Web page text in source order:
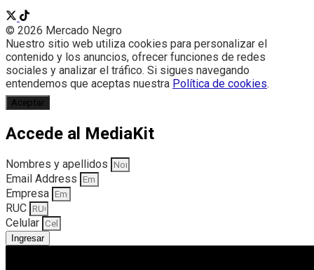
© 2026 Mercado Negro
Nuestro sitio web utiliza cookies para personalizar el
contenido y los anuncios, ofrecer funciones de redes
sociales y analizar el tráfico. Si sigues navegando
entendemos que aceptas nuestra Política de cookies.
Aceptar
Accede al MediaKit
Nombres y apellidos
Email Address
Empresa
RUC
Celular
Ingresar